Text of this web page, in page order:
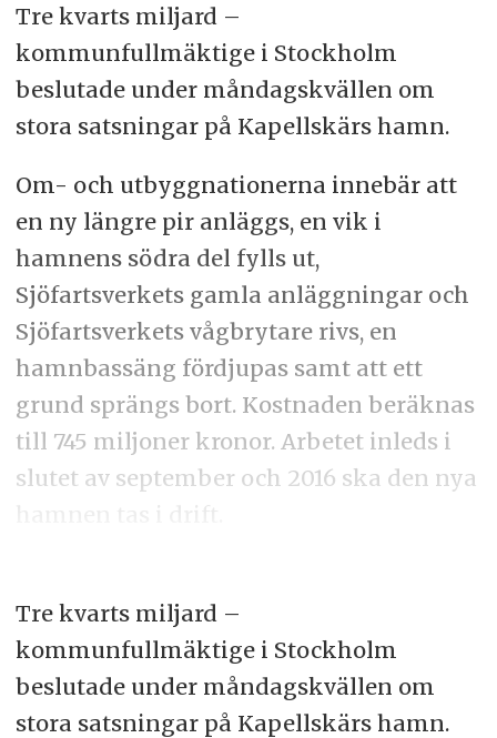
Tre kvarts miljard –
kommunfullmäktige i Stockholm
beslutade under måndagskvällen om
stora satsningar på Kapellskärs hamn.
Om- och utbyggnationerna innebär att
en ny längre pir anläggs, en vik i
hamnens södra del fylls ut,
Sjöfartsverkets gamla anläggningar och
Sjöfartsverkets vågbrytare rivs, en
hamnbassäng fördjupas samt att ett
grund sprängs bort. Kostnaden beräknas
till 745 miljoner kronor. Arbetet inleds i
slutet av september och 2016 ska den nya
Tre kvarts miljard –
kommunfullmäktige i Stockholm
beslutade under måndagskvällen om
stora satsningar på Kapellskärs hamn.